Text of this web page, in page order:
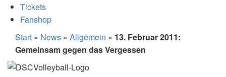
Tickets
Fanshop
Start » News » Allgemein » 13. Februar 2011:
Gemeinsam gegen das Vergessen